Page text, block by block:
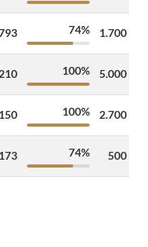
74% 1.700
100% 5.000
100% 2.700
74% 500